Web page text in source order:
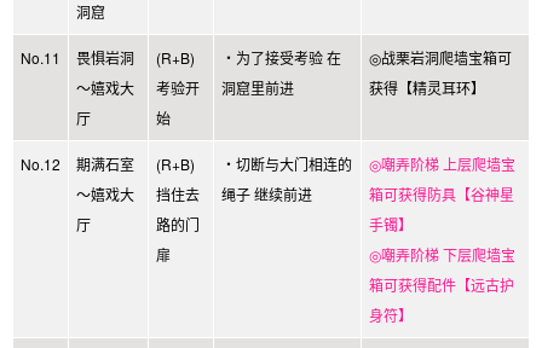
洞窟
No.11
畏惧岩洞
～嬉戏大
厅
(R+B)
考验开
始
・为了接受考验 在
洞窟里前进
◎战栗岩洞爬墙宝箱可
获得【精灵耳环】
No.12
期满石室
～嬉戏大
厅
(R+B)
挡住去
路的门
扉
・切断与大门相连的
绳子 继续前进
◎嘲弄阶梯 上层爬墙宝
箱可获得防具【谷神星
手镯】
◎嘲弄阶梯 下层爬墙宝
箱可获得配件【远古护
身符】